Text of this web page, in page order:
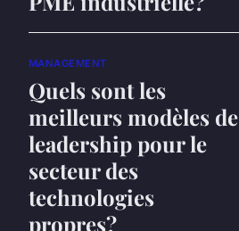
MANAGEMENT
Quels sont les
meilleurs modèles de
leadership pour le
secteur des
technologies
propres?